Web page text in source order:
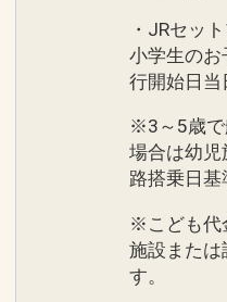
・JRセッ
小学生のお
行開始日当
※3～5歳で
場合は幼児
路搭乗日基
※こども代
施設または
す。